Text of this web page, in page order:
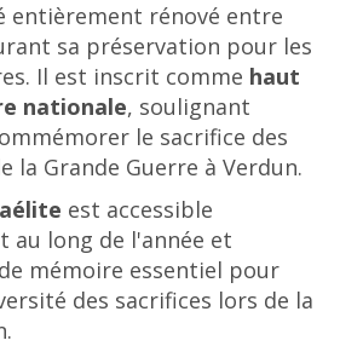
entièrement rénové entre
sa préservation pour les
Il est inscrit comme haut
nationale, soulignant
le sacrifice des
la Grande Guerre à Verdun.
est accessible
long de l'année et
mémoire essentiel pour
des sacrifices lors de la